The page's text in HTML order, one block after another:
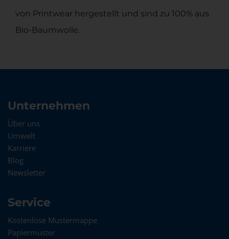
von Printwear hergestellt und sind zu 100% aus
Bio-Baumwolle.
Unternehmen
Über uns
Umwelt
Karriere
Blog
Newsletter
Service
Kostenlose Mustermappe
Papiermuster